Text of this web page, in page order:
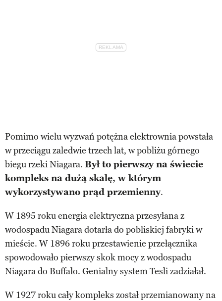
Pomimo wielu wyzwań potężna elektrownia powstała
w przeciągu zaledwie trzech lat, w pobliżu górnego
biegu rzeki Niagara. Był to pierwszy na świecie
kompleks na dużą skalę, w którym
wykorzystywano prąd przemienny.
W 1895 roku energia elektryczna przesyłana z
wodospadu Niagara dotarła do pobliskiej fabryki w
mieście. W 1896 roku przestawienie przełącznika
spowodowało pierwszy skok mocy z wodospadu
Niagara do Buffalo. Genialny system Tesli zadziałał.
W 1927 roku cały kompleks został przemianowany na